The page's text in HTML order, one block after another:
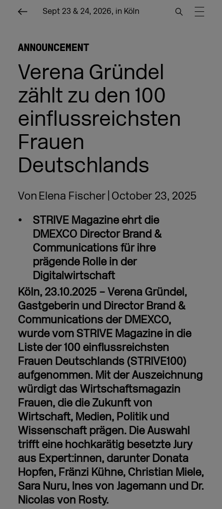
Sept 23 & 24, 2026, in Köln
ANNOUNCEMENT
Verena Gründel
zählt zu den 100
einflussreichsten
Frauen
Deutschlands
VonElena Fischer October 23, 2025
STRIVE Magazine ehrt die
DMEXCO Director Brand &
Communications für ihre
prägende Rolle in der
Digitalwirtschaft
Köln, 23.10.2025 –Verena Gründel,
Gastgeberin und Director Brand &
Communications der DMEXCO,
wurde vom STRIVE Magazine in die
Liste der 100 einflussreichsten
Frauen Deutschlands (STRIVE100)
aufgenommen. Mit der Auszeichnung
würdigt das Wirtschaftsmagazin
Frauen, die die Zukunft von
Wirtschaft, Medien, Politik und
Wissenschaft prägen. Die Auswahl
trifft eine hochkarätig besetzte Jury
aus Expert:innen, darunter Donata
Hopfen, Fränzi Kühne, Christian Miele,
Sara Nuru, Ines von Jagemann und Dr.
Nicolas von Rosty.